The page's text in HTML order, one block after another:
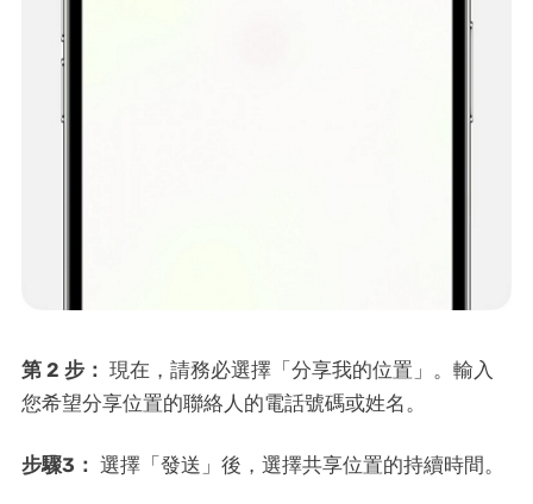
第 2 步： 現在，請務必選擇「分享我的位置」。輸入
您希望分享位置的聯絡人的電話號碼或姓名。
步驟3： 選擇「發送」後，選擇共享位置的持續時間。